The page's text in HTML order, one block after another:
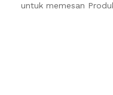
untuk memesan